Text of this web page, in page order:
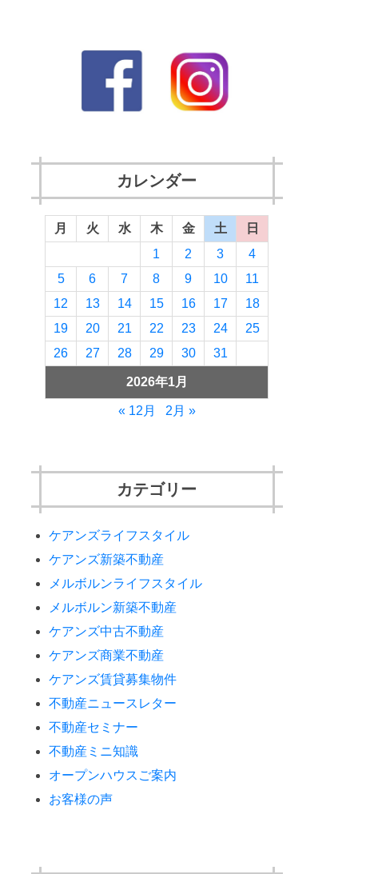
カレンダー
2026年1月
月 火 水 木 金 土
日
1
2 3
4
5
6 7 8 9 10
11
12
13 14 15 16 17
18
19
20 21 22 23 24
25
26
27 28 29 30 31
« 12月 2月 »
カテゴリー
ケアンズライフスタイル
ケアンズ新築不動産
メルボルンライフスタイル
メルボルン新築不動産
ケアンズ中古不動産
ケアンズ商業不動産
ケアンズ賃貸募集物件
不動産ニュースレター
不動産セミナー
不動産ミニ知識
オープンハウスご案内
お客様の声